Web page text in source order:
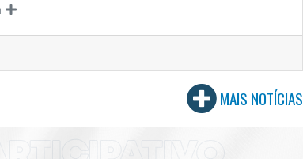
MAIS NOTÍCIAS